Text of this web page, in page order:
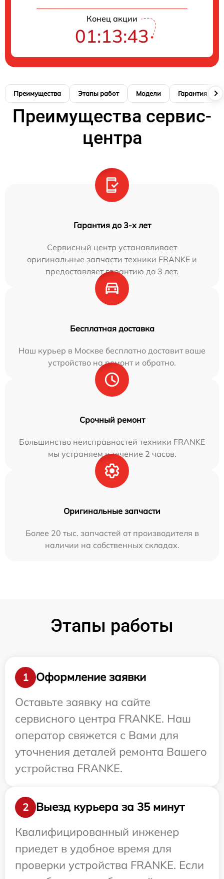
Конец акции
01:13:42
Преимущества Этапы работ Модели Гарантия
Преимущества сервис-
центра
Гарантия до 3-х лет
Сервисный центр устанавливает
оригинальные запчасти техники FRANKE и
предоставляет гарантию до 3 лет.
Бесплатная доставка
Наш курьер в Москве бесплатно доставит ваше
устройство на ремонт и обратно.
Срочный ремонт
Большинство неисправностей техники FRANKE
мы устраняем в течение 2 часов.
Оригинальные запчасти
Более 20 тыс. запчастей от производителя в
наличии на собственных складах.
Этапы работы
1
Оформление заявки
Оставьте заявку на сайте
сервисного центра FRANKE. Наш
оператор свяжется с Вами для
уточнения деталей ремонта Вашего
устройства FRANKE.
2
Выезд курьера за 35 минут
Квалифицированный инженер
приедет в удобное время для
проверки устройства FRANKE. Если